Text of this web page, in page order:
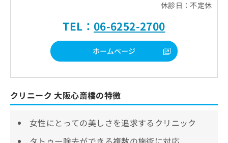
休診日：不定休
TEL： 06-6252-2700
ホームページ
クリニーク 大阪心斎橋の特徴
女性にとっての美しさを追求するクリニック